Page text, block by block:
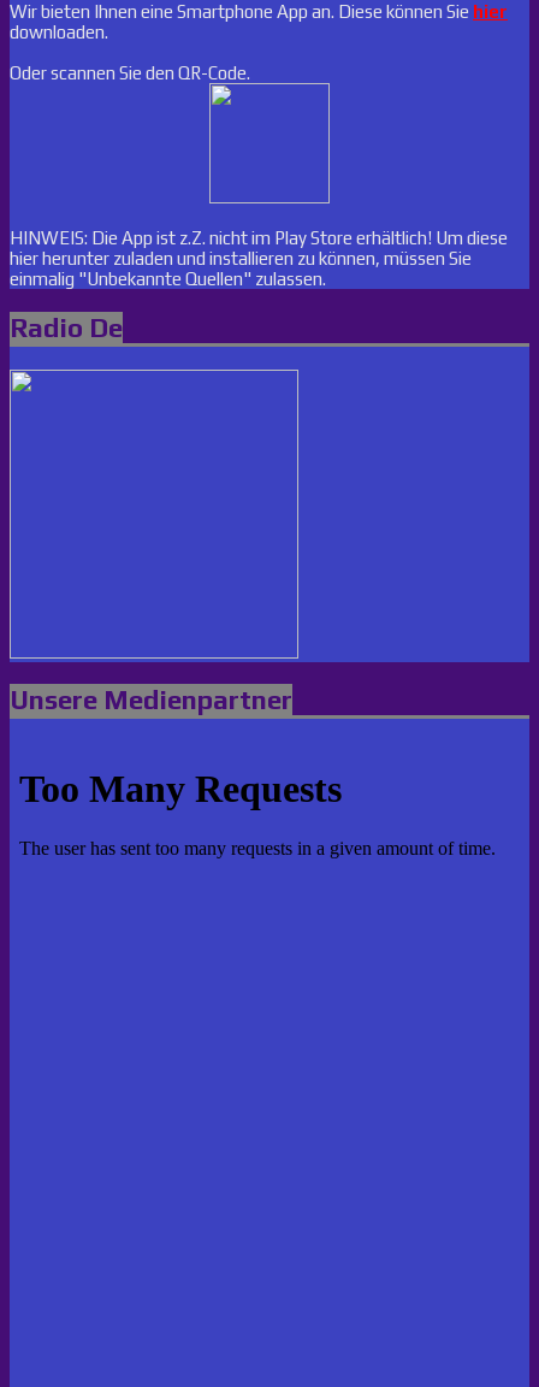
Wir bieten Ihnen eine Smartphone App an. Diese können Sie hier
downloaden.
Oder scannen Sie den QR-Code.
HINWEIS: Die App ist z.Z. nicht im Play Store erhältlich! Um diese
hier herunter zuladen und installieren zu können, müssen Sie
einmalig "Unbekannte Quellen" zulassen.
Radio De
Unsere Medienpartner